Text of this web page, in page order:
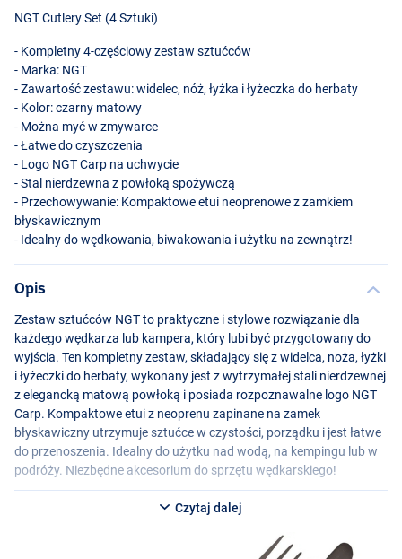
NGTCutlery Set (4 Sztuki)
- Kompletny 4-częściowy zestaw sztućców
- Marka: NGT
- Zawartość zestawu: widelec, nóż, łyżka i łyżeczka do herbaty
- Kolor: czarny matowy
- Można myć w zmywarce
- Łatwe do czyszczenia
- Logo NGTCarp na uchwycie
- Stal nierdzewna z powłoką spożywczą
- Przechowywanie: Kompaktowe etui neoprenowe z zamkiem
błyskawicznym
- Idealny do wędkowania, biwakowania i użytku na zewnątrz!
Opis
Zestaw sztućców NGTto praktyczne i stylowe rozwiązanie dla
każdego wędkarza lub kampera, który lubi być przygotowany do
wyjścia. Ten kompletny zestaw, składający się z widelca, noża, łyżki
i łyżeczki do herbaty, wykonany jest z wytrzymałej stali nierdzewnej
z elegancką matową powłoką i posiada rozpoznawalne logo NGT
Carp. Kompaktowe etui z neoprenu zapinane na zamek
błyskawiczny utrzymuje sztućce w czystości, porządku i jest łatwe
do przenoszenia. Idealny do użytku nad wodą, na kempingu lub w
podróży. Niezbędne akcesorium do sprzętu wędkarskiego!
Czytaj dalej